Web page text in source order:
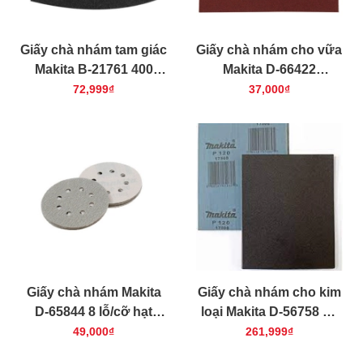
Giấy chà nhám tam giác
Makita B-21761 400
(đen)
72,999₫
Giấy chà nhám cho vữa
Makita D-66422
230x280mm 10 cái/bộ
37,000₫
Giấy chà nhám Makita
D-65844 8 lỗ/cỡ hạt
100/125mm (10 cái)
49,000₫
Giấy chà nhám cho kim
loại Makita D-56758 50
cái/bộ(cỡ hạt 240)
261,999₫